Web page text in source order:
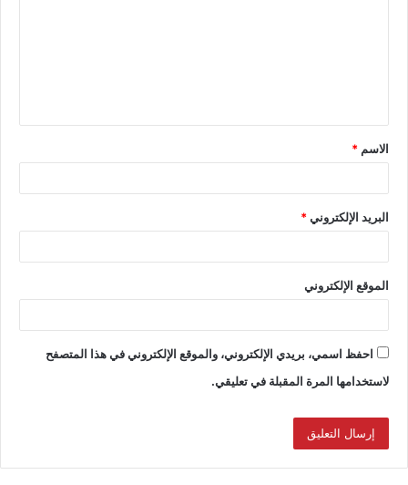
الاسم *
البريد الإلكتروني*
الموقع الإلكتروني
احفظ اسمي، بريدي الإلكتروني، والموقع الإلكتروني في هذا المتصفح
لاستخدامها المرة المقبلة في تعليقي.